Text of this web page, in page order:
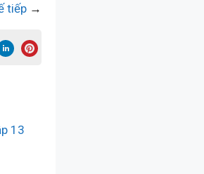
tiếp →
13